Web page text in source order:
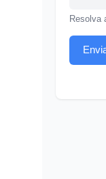
Resolva